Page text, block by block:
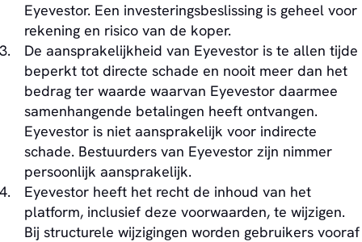
Eyevestor. Een investeringsbeslissing is geheel voor
rekening en risico van de koper.
De aansprakelijkheid van Eyevestor is te allen tijde
beperkt tot directe schade en nooit meer dan het
bedrag ter waarde waarvan Eyevestor daarmee
samenhangende betalingen heeft ontvangen.
Eyevestor is niet aansprakelijk voor indirecte
schade. Bestuurders van Eyevestor zijn nimmer
persoonlijk aansprakelijk.
Eyevestor heeft het recht de inhoud van het
platform, inclusief deze voorwaarden, te wijzigen.
Bij structurele wijzigingen worden gebruikers vooraf